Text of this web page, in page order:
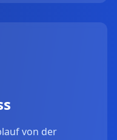
von der